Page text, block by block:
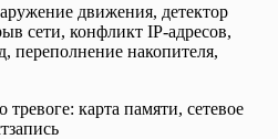
движения, детектор
сети, конфликт IP-адресов,
переполнение накопителя,
тревоге: карта памяти, сетевое